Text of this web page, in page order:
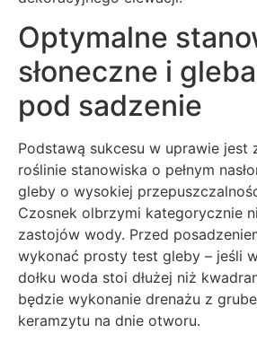
Optymalne
słoneczne i
pod sadzenie
Podstawą sukcesu w uprawie jest
roślinie stanowiska o pełnym
gleby o wysokiej
Czosnek olbrzymi kategorycznie
zastojów wody. Przed
wykonać prosty test gleby – jeśli
dołku woda stoi dłużej niż
będzie wykonanie drenażu z
keramzytu na dnie otworu.